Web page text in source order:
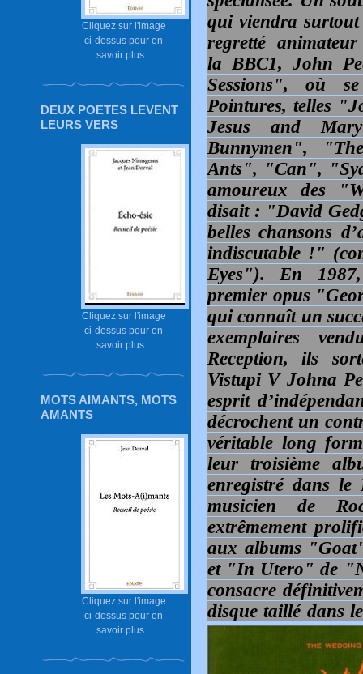
Cliquez sur l'image
ci-dessus pour en
savoir plus...
DEUX POETES LEVENT
LEURS VERS
Cliquez sur l'image
ci-dessus pour en
savoir plus...
MOTS AIMANTS, MOTS
AMANTS
Cliquez sur l'image
ci-dessus pour en
savoir plus...
qui viendra
regretté
la BBC1, John
Sessions", où
Pointures, telles
Jesus and
Bunnymen",
Ants", "Can",
amoureux des
disait : "David
belles chansons
indiscutable !"
Eyes"). En
premier opus
qui connaît un
exemplaires
Reception, ils
Vistupi V Johna
esprit
décrochent un
véritable long
leur troisième
enregistré dans
musicien de
extrêmement
aux albums
et "In Utero" de
consacre
disque taillé dans